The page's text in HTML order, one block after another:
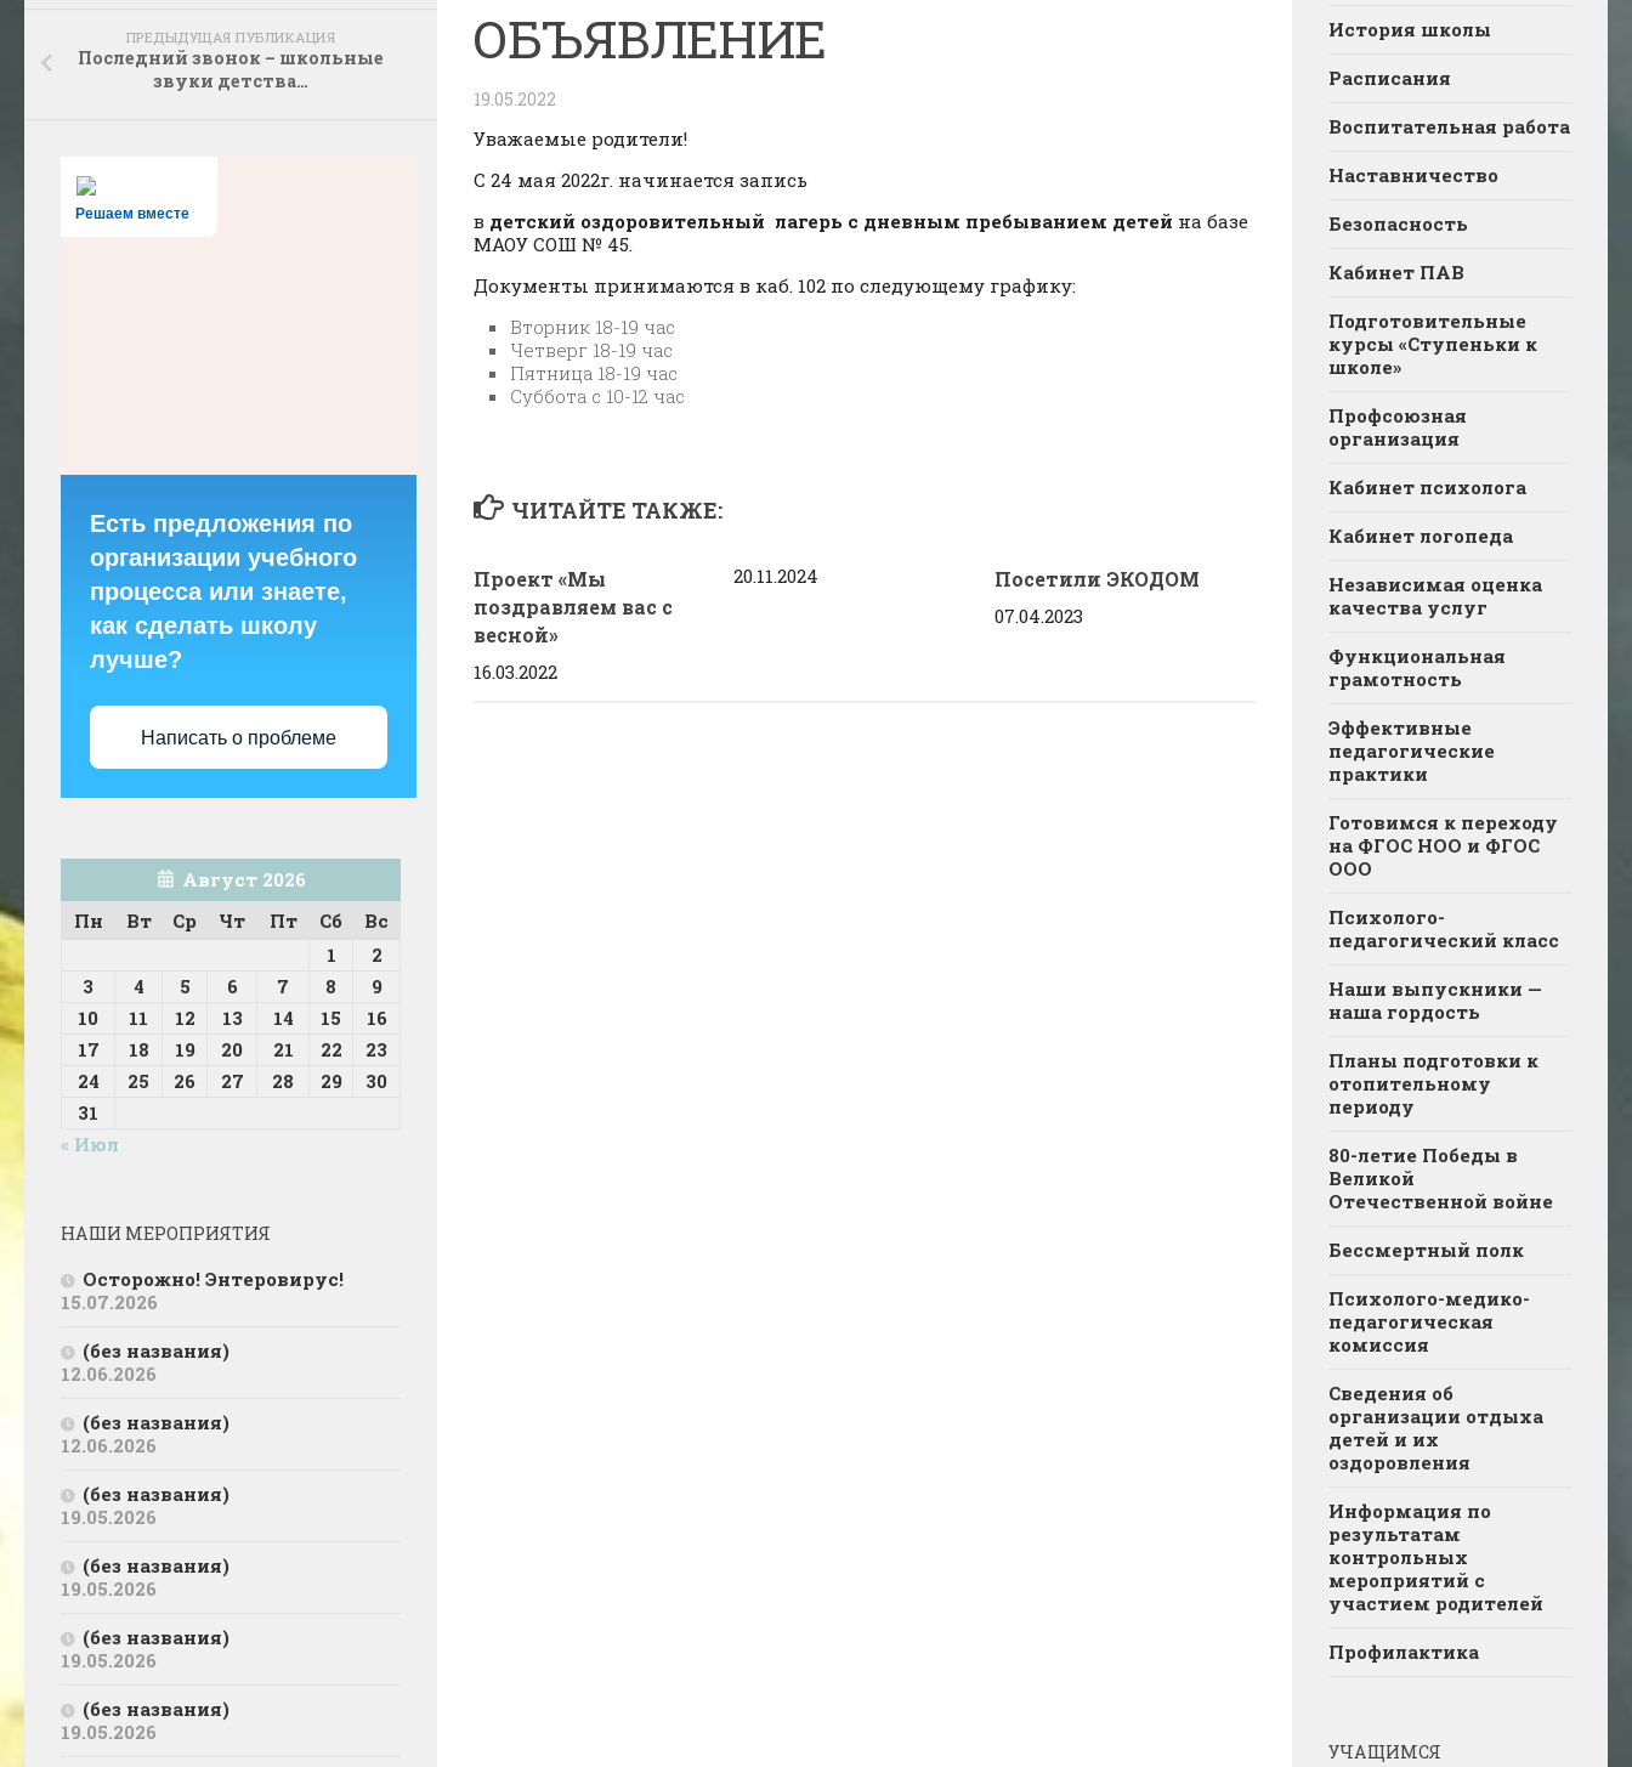
ОБЪЯВЛЕНИЕ
19.05.2022
Уважаемые родители!
С 24 мая 2022г. начинается запись
в детский оздоровительный лагерь с дневным пребыванием детей на базе
МАОУ СОШ № 45.
Документы принимаются в каб. 102 по следующему графику:
Вторник 18-19 час
Четверг 18-19 час
Пятница 18-19 час
Суббота с 10-12 час
ЧИТАЙТЕ ТАКЖЕ:
Проект «Мы
поздравляем вас с
весной»
16.03.2022
20.11.2024 Посетили ЭКОДОМ
07.04.2023
ПРЕДЫДУЩАЯ ПУБЛИКАЦИЯ
Последний звонок – школьные
звуки детства…
Решаем вместе
Есть предложения по
организации учебного
процесса или знаете,
как сделать школу
лучше?
Написать о проблеме
Август 2026
Пн
Вт Ср Чт Пт Сб
Вс
1
2
3
4 5 6 7 8
9
10
11 12 13 14 15
16
17
18 19 20 21 22
23
24
25 26 27 28 29
30
31
« Июл
НАШИ МЕРОПРИЯТИЯ
Осторожно! Энтеровирус!
15.07.2026
(без названия)
12.06.2026
(без названия)
12.06.2026
(без названия)
19.05.2026
(без названия)
19.05.2026
(без названия)
19.05.2026
(без названия)
19.05.2026
История школы
Расписания
Воспитательная работа
Наставничество
Безопасность
Кабинет ПАВ
Подготовительные
курсы «Ступеньки к
школе»
Профсоюзная
организация
Кабинет психолога
Кабинет логопеда
Независимая оценка
качества услуг
Функциональная
грамотность
Эффективные
педагогические
практики
Готовимся к переходу
на ФГОС НОО и ФГОС
ООО
Психолого-
педагогический класс
Наши выпускники —
наша гордость
Планы подготовки к
отопительному
периоду
80-летие Победы в
Великой
Отечественной войне
Бессмертный полк
Психолого-медико-
педагогическая
комиссия
Сведения об
организации отдыха
детей и их
оздоровления
Информация по
результатам
контрольных
мероприятий с
участием родителей
Профилактика
УЧАЩИМСЯ